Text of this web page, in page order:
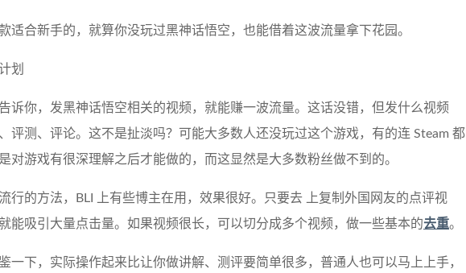
适合新手的，就算你没玩过黑神话悟空，也能借着这波流量拿下花园。
划
诉你，发黑神话悟空相关的视频，就能赚一波流量。这话没错，但发什么视频
评测、评论。这不是扯淡吗？可能大多数人还没玩过这个游戏，有的连 Steam 都
对游戏有很深理解之后才能做的，而这显然是大多数粉丝做不到的。
行的方法，BLI 上有些博主在用，效果很好。只要去 上复制外国网友的点评视
能吸引大量点击量。如果视频很长，可以切分成多个视频，做一些基本的去重。
一下，实际操作起来比让你做讲解、测评要简单很多，普通人也可以马上上手，